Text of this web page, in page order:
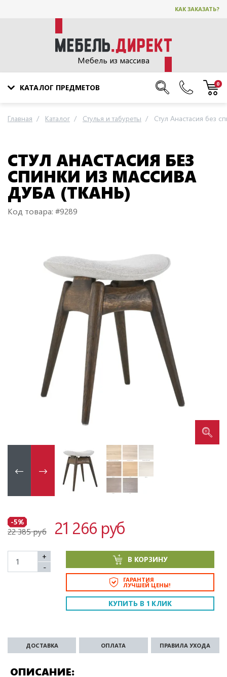
КАК ЗАКАЗАТЬ?
Мебель из массива
КАТАЛОГ ПРЕДМЕТОВ 0
Главная Каталог Стулья и табуреты Стул Анастасия без
СТУЛ АНАСТАСИЯ БЕЗ
СПИНКИ ИЗ МАССИВА
ДУБА (ТКАНЬ)
Код товара: #9289
-5%
22 385 руб 21 266 руб
+
-
В КОРЗИНУ
ГАРАНТИЯ
ЛУЧШЕЙ ЦЕНЫ!
КУПИТЬ В 1 КЛИК
ОПИСАНИЕ
ДОСТАВКА ОПЛАТА ПРАВИЛА УХОДА